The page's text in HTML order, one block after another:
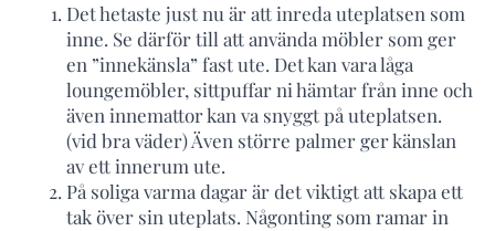
Det hetaste just nu är att inreda uteplatsen som
inne. Se därför till att använda möbler som ger
en ”innekänsla” fast ute. Det kan vara låga
loungemöbler, sittpuffar ni hämtar från inne och
även innemattor kan va snyggt på uteplatsen.
(vid bra väder) Även större palmer ger känslan
av ett innerum ute.
På soliga varma dagar är det viktigt att skapa ett
tak över sin uteplats. Någonting som ramar in